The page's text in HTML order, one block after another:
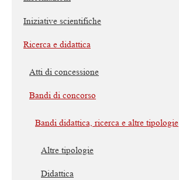
Iniziative scientifiche
Ricerca e didattica
Atti di concessione
Bandi di concorso
Bandi didattica, ricerca e altre tipologie
Altre tipologie
Didattica